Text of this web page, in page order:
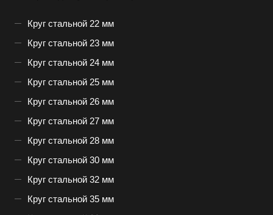
Круг стальной 22 мм
Круг стальной 23 мм
Круг стальной 24 мм
Круг стальной 25 мм
Круг стальной 26 мм
Круг стальной 27 мм
Круг стальной 28 мм
Круг стальной 30 мм
Круг стальной 32 мм
Круг стальной 35 мм